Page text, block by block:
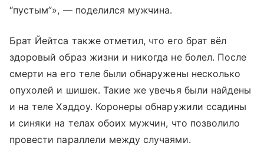
“пустым”», — поделился мужчина.
Брат Йейтса также отметил, что его брат вёл
здоровый образ жизни и никогда не болел. После
смерти на его теле были обнаружены несколько
опухолей и шишек. Такие же увечья были найдены
и на теле Хэддоу. Коронеры обнаружили ссадины
и синяки на телах обоих мужчин, что позволило
провести параллели между случаями.